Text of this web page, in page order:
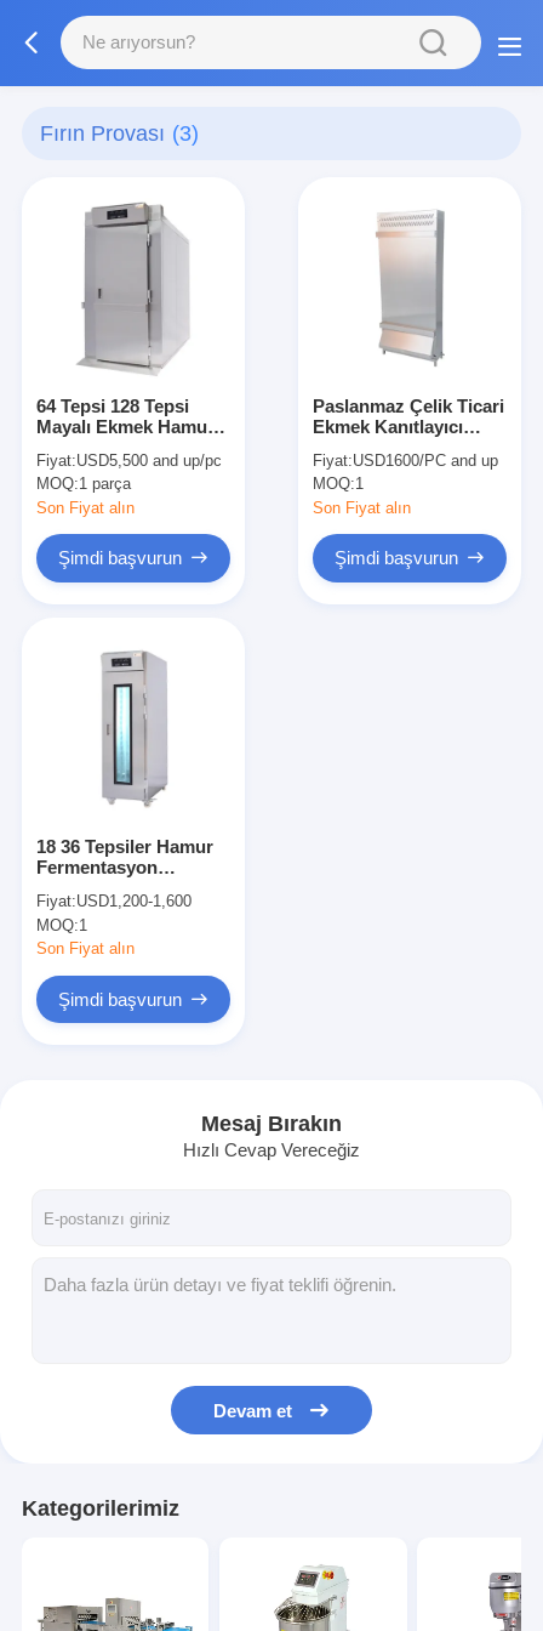
Fırın Provası (3)
64 Tepsi 128 Tepsi
Mayalı Ekmek Hamur
Ticari Hamur
Geciktirici
Fiyat:USD5,500 and up/pc
MOQ:1 parça
Son Fiyat alın
Şimdi başvurun
Paslanmaz Çelik Ticari
Ekmek Kanıtlayıcı
Makinesi
Fiyat:USD1600/PC and up
MOQ:1
Son Fiyat alın
Şimdi başvurun
18 36 Tepsiler Hamur
Fermentasyon
Proofer Retarder 220V
Ekmek Proofer
Kabineti
Fiyat:USD1,200-1,600
MOQ:1
Son Fiyat alın
Şimdi başvurun
Mesaj Bırakın
Hızlı Cevap Vereceğiz
Devam et
Kategorilerimiz